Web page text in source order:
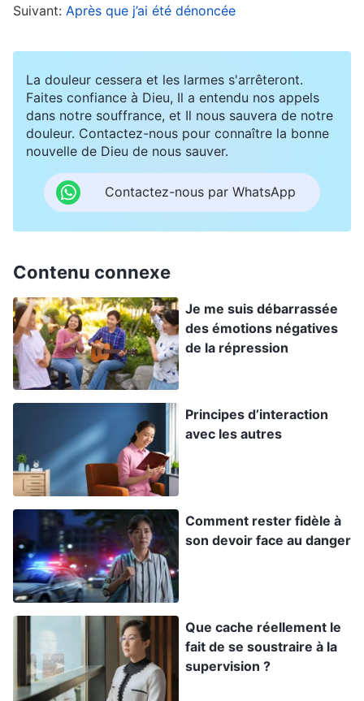
cette période, je priais souvent Dieu et je
connaissances sur la vérité concernant
l’abreuvement des nouveaux venus. Petit à petit,
j’ai trouvé une voie à suivre pour
l’accomplissement de mes devoirs. Mes frères et
sœurs trouvaient tous qu’écouter mon échange
leur était utile. Sans que je m’en rende compte,
mon ego a recommencé à gonfler et j’ai
réunions. Lorsque mes frères et sœurs m’ont
demandé comment échanger et résoudre les
notions religieuses soulevées par les nouveaux
venus, j’ai pensé : « Je vais leur en parler comme
il convient, afin que tout le monde puisse voir
que je comprends la vérité et que je peux
résoudre les problèmes. » Alors, je leur ai fait
partager mes réflexions et mon expérience en
détail, et peu à peu, les gens m’ont tous regardée
différemment. Ils ont écouté attentivement tout
ce que je leur disais. Les frères et sœurs
m’admiraient partout où j’allais, et même des
frères et sœurs que je ne connaissais pas ont
également demandé à entendre mon échange.
Par la suite, j’ai relevé les problèmes courants
rencontrés dans la diffusion de l’Évangile et dans
l’abreuvement, et j’en ai tiré dix-sept règles par
Suivant: Après que j’ai été dénoncée
La douleur cessera et les larmes s'arrêteront.
Faites confiance à Dieu, Il a entendu nos appels
dans notre souffrance, et Il nous sauvera de notre
douleur. Contactez-nous pour connaître la bonne
nouvelle de Dieu de nous sauver.
Contactez-nous par WhatsApp
Contenu connexe
Je me suis débarrassée
des émotions négatives
de la répression
Principes d’interaction
avec les autres
Comment rester fidèle à
son devoir face au danger
Que cache réellement le
fait de se soustraire à la
supervision ?